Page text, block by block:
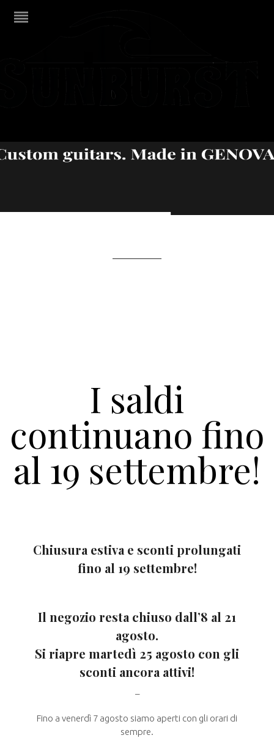
I saldi
continuano fino
al 19 settembre!
Chiusura estiva e sconti prolungati
fino al 19 settembre!
Il negozio resta chiuso dall’8 al 21
agosto.
Si riapre martedì 25 agosto con gli
sconti ancora attivi!
–
Fino a venerdì 7 agosto siamo aperti con gli orari di
sempre.